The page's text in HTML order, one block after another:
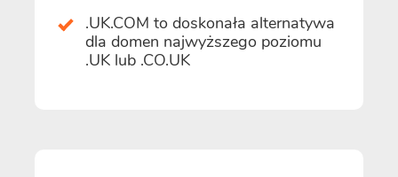
.UK.COM to doskonała alternatywa
dla domen najwyższego poziomu
.UK lub .CO.UK